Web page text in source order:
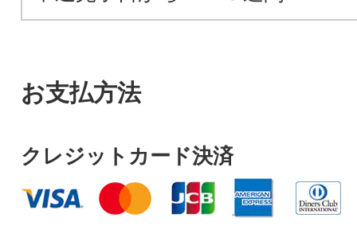
お支払方法
クレジットカード決済